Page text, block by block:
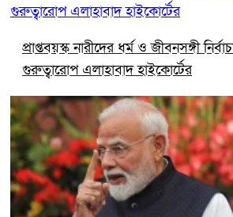
প্রাপ্তবয়স্ক নারীদের ধর্ম ও জীবনসঙ্গী
গুরুত্বারোপ এলাহাবাদ হাইকোর্টের